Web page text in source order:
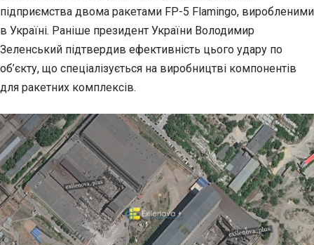
підприємства двома ракетами FP-5 Flamingo, виробленими
в Україні. Раніше президент України Володимир
Зеленський підтвердив ефективність цього удару по
об’єкту, що спеціалізується на виробництві компонентів
для ракетних комплексів.